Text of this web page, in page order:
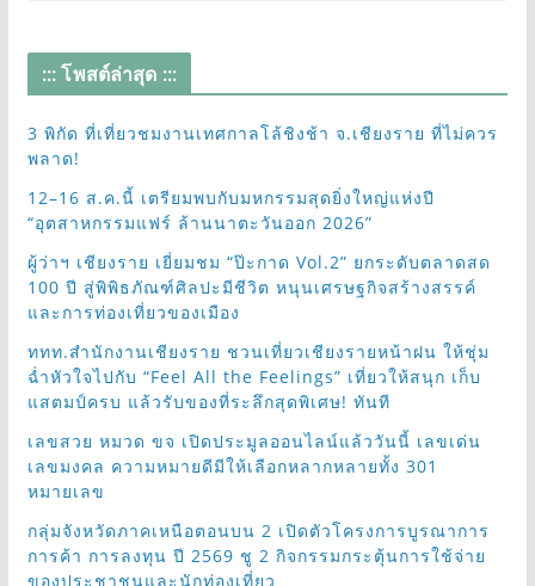
::: โพสต์ล่าสุด :::
3 พิกัด ที่เที่ยวชมงานเทศกาลโล้ชิงช้า จ.เชียงราย ที่ไม่ควร
พลาด!
12–16 ส.ค.นี้ เตรียมพบกับมหกรรมสุดยิ่งใหญ่แห่งปี
“อุตสาหกรรมแฟร์ ล้านนาตะวันออก 2026”
ผู้ว่าฯ เชียงราย เยี่ยมชม “ป๊ะกาด Vol.2” ยกระดับตลาดสด
100 ปี สู่พิพิธภัณฑ์ศิลปะมีชีวิต หนุนเศรษฐกิจสร้างสรรค์
และการท่องเที่ยวของเมือง
ททท.สำนักงานเชียงราย ชวนเที่ยวเชียงรายหน้าฝน ให้ชุ่ม
ฉ่ำหัวใจไปกับ “Feel All the Feelings” เที่ยวให้สนุก เก็บ
แสตมป์ครบ แล้วรับของที่ระลึกสุดพิเศษ! ทันที
เลขสวย หมวด ขจ เปิดประมูลออนไลน์แล้ววันนี้ เลขเด่น
เลขมงคล ความหมายดีมีให้เลือกหลากหลายทั้ง 301
หมายเลข
กลุ่มจังหวัดภาคเหนือตอนบน 2 เปิดตัวโครงการบูรณาการ
การค้า การลงทุน ปี 2569 ชู 2 กิจกรรมกระตุ้นการใช้จ่าย
ของประชาชนและนักท่องเที่ยว